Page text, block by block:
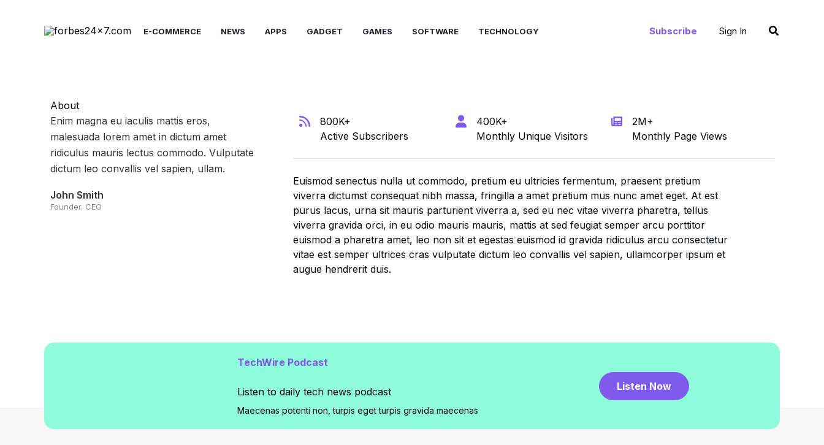
E-COMMERCE NEWS APPS GADGET GAMES SOFTWARE TECHNOLOGY Subscribe Sign In Search
About​
Enim magna eu iaculis mattis eros,
malesuada lorem amet in dictum amet
ridiculus mauris lectus commodo. Vulputate
dictum leo convallis vel sapien, ullam.
John Smith
Founder. CEO
800K+
Active Subscribers
400K+
Monthly Unique Visitors
2M+
Monthly Page Views
Euismod senectus nulla ut commodo, pretium eu ultricies fermentum, praesent pretium
viverra dictumst consequat nibh massa, fringilla a amet pretium mus nunc amet eget. At est
purus lacus, urna sit mauris parturient viverra a, sed eu nec vitae viverra pharetra, tellus
viverra gravida orci, in eu odio mauris mauris, mattis at sed feugiat semper arcu porttitor
euismod a pharetra amet, leo non sit et egestas euismod id gravida ridiculus arcu consectetur
vitae est semper ultrices cras vulputate dictum leo convallis vel sapien, ullamcorper ipsum et
augue hendrerit duis.
TechWire Podcast​
Listen to daily tech news podcast​
Maecenas potenti non, turpis eget turpis gravida maecenas
Listen Now